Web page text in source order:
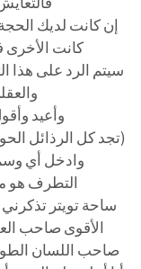
إن كانت لديك
كانت
سيتم الرد على هذا
وأعيد
(تجد كل الرذائل
وادخل أي
التطرف هو
ساحة تويتر تذكرني
الأقوى صاحب
صاحب اللسان